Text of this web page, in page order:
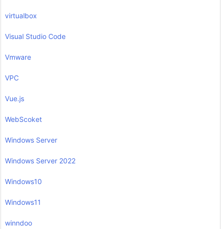
virtualbox
Visual Studio Code
Vmware
VPC
Vue.js
WebScoket
Windows Server
Windows Server 2022
Windows10
Windows11
winndoo